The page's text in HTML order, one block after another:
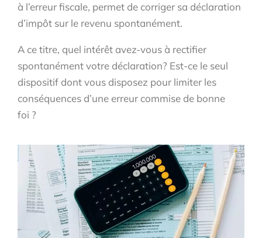
à l’erreur fiscale, permet de corriger sa déclaration
d’impôt sur le revenu spontanément.
A ce titre, quel intérêt avez-vous à rectifier
spontanément votre déclaration? Est-ce le seul
dispositif dont vous disposez pour limiter les
conséquences d’une erreur commise de bonne
foi ?